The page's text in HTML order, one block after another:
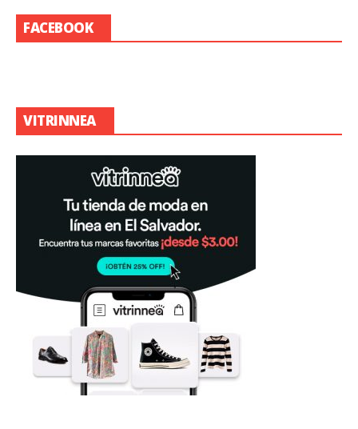
FACEBOOK
VITRINNEA